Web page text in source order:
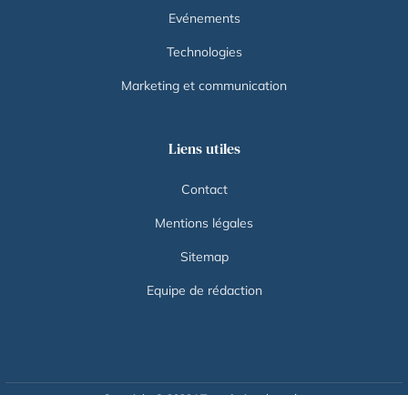
Evénements
Technologies
Marketing et communication
Liens utiles
Contact
Mentions légales
Sitemap
Equipe de rédaction